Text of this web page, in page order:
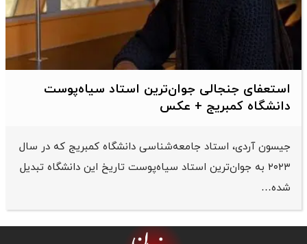
استعفای جنجالی جوان‌ترین استاد سیاه‌پوست
دانشگاه کمبریج + عکس
جیسون آردی، استاد جامعه‌شناسی دانشگاه کمبریج که در سال
۲۰۲۳ به جوان‌ترین استاد سیاه‌پوست تاریخ این دانشگاه تبدیل
شده…